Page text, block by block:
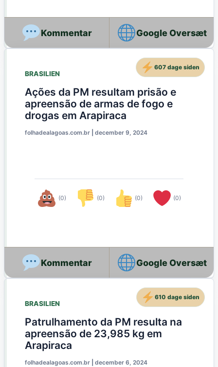
Google Oversæt
BRASILIEN
Ações da PM resultam prisão e
apreensão de armas de fogo e
drogas em Arapiraca
folhadealagoas.com.br december 9, 2024
(0) (0) (0) (0)
607 dage siden
Google Oversæt
BRASILIEN
Patrulhamento da PM resulta na
apreensão de 23,985 kg em
Arapiraca
folhadealagoas.com.br december 6, 2024
610 dage siden